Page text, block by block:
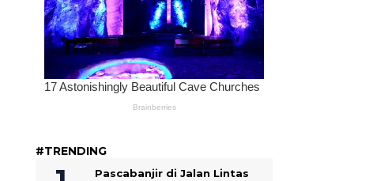
#TRENDING
Pascabanjir di Jalan Lintas